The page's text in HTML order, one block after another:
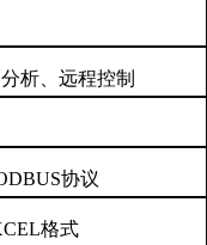
析、远程控制
协议
格式